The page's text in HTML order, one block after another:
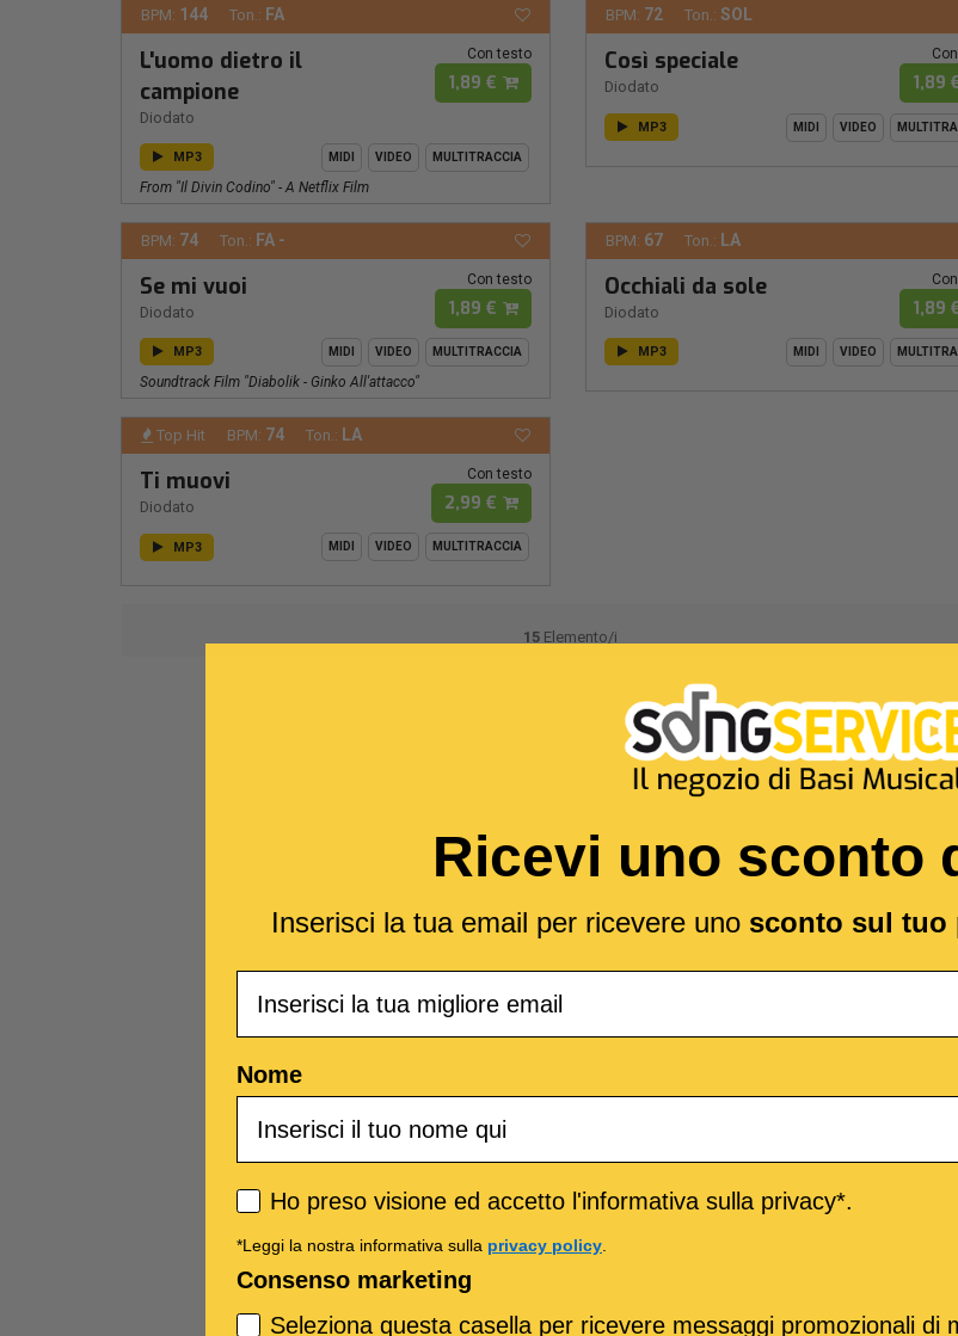
BPM: 144 Ton.: FA
L'uomo dietro il
campione
Diodato
Con testo
1,89 €
MP3 MIDI VIDEO MULTITRACCIA
From "Il Divin Codino" - A Netflix Film
BPM: 72 Ton.: SOL
Così speciale
Diodato 1,89
MP3 MIDI VIDEO
BPM: 74 Ton.: FA -
Se mi vuoi
Diodato
Con testo
1,89 €
MP3 MIDI VIDEO MULTITRACCIA
Soundtrack Film "Diabolik - Ginko All'attacco"
BPM: 67 Ton.: LA
Occhiali da sole
Diodato 1,89
MP3 MIDI VIDEO
Top Hit BPM: 74 Ton.: LA
Ti muovi
Diodato
Con testo
2,99 €
MP3 MIDI VIDEO MULTITRACCIA
15Elemento/i
Ricevi uno sconto
Inserisci la tua email per ricevere uno sconto sul tuo
Nome
Privacy policy
Ho preso visione ed accetto l'informativa sulla privacy*.
*Leggi la nostra informativa sulla privacy policy.
Consenso marketing
Seleziona questa casella per ricevere messaggi promozionali di